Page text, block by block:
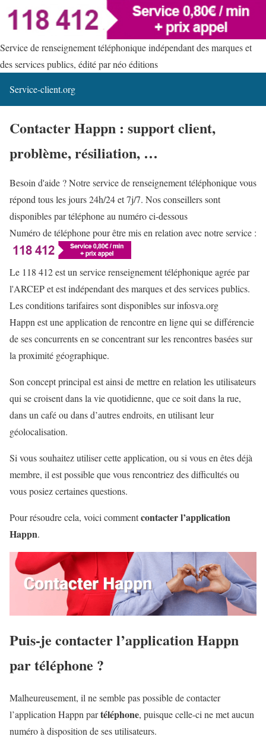
Service de renseignement téléphonique indépendant des marques et
des services publics, édité par néo éditions
Service-client.org
Contacter Happn : support client,
problème, résiliation, …
Besoin d'aide ? Notre service de renseignement téléphonique vous
répond tous les jours 24h/24 et 7j/7. Nos conseillers sont
disponibles par téléphone au numéro ci-dessous
Numéro de téléphone pour être mis en relation avec notre service :
Le 118 412 est un service renseignement téléphonique agrée par
l'ARCEP et est indépendant des marques et des services publics.
Les conditions tarifaires sont disponibles sur infosva.org
Happn est une application de rencontre en ligne qui se différencie
de ses concurrents en se concentrant sur les rencontres basées sur
la proximité géographique.
Son concept principal est ainsi de mettre en relation les utilisateurs
qui se croisent dans la vie quotidienne, que ce soit dans la rue,
dans un café ou dans d’autres endroits, en utilisant leur
géolocalisation.
Si vous souhaitez utiliser cette application, ou si vous en êtes déjà
membre, il est possible que vous rencontriez des difficultés ou
vous posiez certaines questions.
Pour résoudre cela, voici commentcontacter l’application
Happn.
Puis-je contacter l’application Happn
par téléphone ?
Malheureusement, il ne semble pas possible de contacter
l’application Happn partéléphone, puisque celle-ci ne met aucun
numéro à disposition de ses utilisateurs.